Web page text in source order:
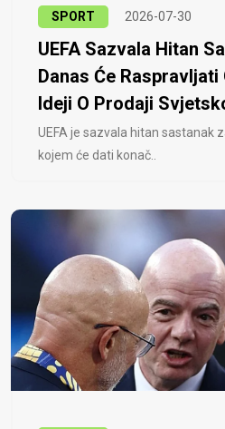
SPORT 2026-07-30
UEFA Sazvala Hitan
Danas Će
Ideji O Prodaji
UEFA je sazvala hitan sastanak
kojem će dati konač..